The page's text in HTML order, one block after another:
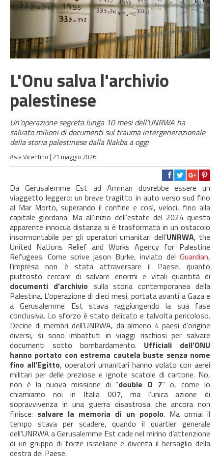
L'Onu salva l'archivio
palestinese
Un’operazione segreta lunga 10 mesi dell’UNRWA ha
salvato milioni di documenti sul trauma intergenerazionale
della storia palestinese dalla Nakba a oggi
Asia Vicentino | 21 maggio 2026
Da Gerusalemme Est ad Amman dovrebbe essere un
viaggetto leggero: un breve tragitto in auto verso sud fino
al Mar Morto, superando il confine e così, veloci, fino alla
capitale giordana. Ma all’inizio dell’estate del 2024 questa
apparente innocua distanza si è trasformata in un ostacolo
insormontabile per gli operatori umanitari dell’UNRWA, the
United Nations Relief and Works Agency for Palestine
Refugees. Come scrive jason Burke, inviato del Guardian,
l’impresa non è stata attraversare il Paese, quanto
piuttosto cercare di salvare enormi e vitali quantità di
documenti d’archivio sulla storia contemporanea della
Palestina. L’operazione di dieci mesi, portata avanti a Gaza e
a Gerusalemme Est stava raggiungendo la sua fase
conclusiva. Lo sforzo è stato delicato e talvolta pericoloso.
Decine di membri dell’UNRWA, da almeno 4 paesi d’origine
diversi, si sono imbattuti in viaggi rischiosi per salvare
documenti sotto bombardamento. Ufficiali dell’ONU
hanno portato con estrema cautela buste senza nome
fino all’Egitto, operatori umanitari hanno volato con aerei
militari per delle preziose e ignote scatole di cartone. No,
non è la nuova missione di “double O 7” o, come lo
chiamiamo noi in Italia 007, ma l’unica azione di
sopravvivenza in una guerra disastrosa che ancora non
finisce: salvare la memoria di un popolo. Ma ormai il
tempo stava per scadere, quando il quartier generale
dell’UNRWA a Gerusalemme Est cade nel mirino d’attenzione
di un gruppo di forze israeliane e diventa il bersaglio della
destra del Paese.